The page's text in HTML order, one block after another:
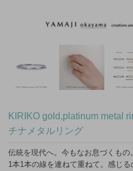
KIRIKO gold,platinum metal
チナメタルリング
伝統を現代へ。今もなお息づくもの。
1本1本の線を連ねて重ねて。感じ